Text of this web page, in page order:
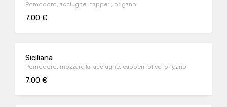
Pomodoro, acciughe, capperi, origano
7.00 €
Siciliana
Pomodoro, mozzarella, acciughe, capperi, olive, origano
7.00 €